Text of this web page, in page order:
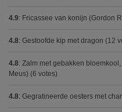
4.9: Fricassee van konijn (Gordon
4.8: Gestoofde kip met dragon (12
4.8: Zalm met gebakken
Meus) (6 votes)
4.8: Gegratineerde oesters met